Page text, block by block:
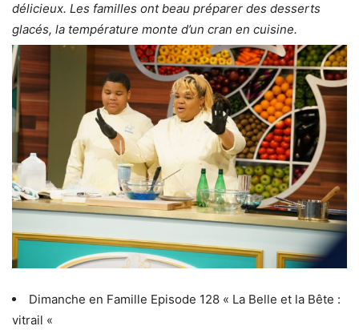
délicieux. Les familles ont beau préparer des desserts
glacés, la température monte d’un cran en cuisine.
Dimanche en Famille Episode 128 « La Belle et la Bête :
vitrail «